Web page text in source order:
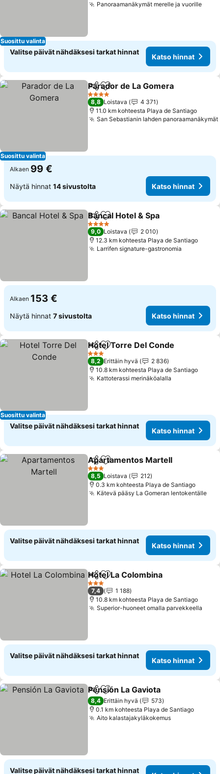
Suosittu valinta
Panoraamanäkymät merelle ja vuorille
Valitse päivät nähdäksesi tarkat hinnat
Katso hinnat
Suosittu valinta
Jaa Lisää suosikkeihin
Parador de La Gomera
4 Tähtiluokitus
8,8 Loistava
4 371
11.0 km kohteesta Playa de Santiago
San Sebastianin lahden panoraamanäkymät
Alkaen 99 €
Näytä hinnat 14 sivustolta Katso hinnat
Jaa Lisää suosikkeihin
Bancal Hotel & Spa
4 Tähtiluokitus
9,0 Loistava
2 010
12.3 km kohteesta Playa de Santiago
Larrifen signature-gastronomia
Alkaen 153 €
Näytä hinnat 7 sivustolta Katso hinnat
Suosittu valinta
Jaa Lisää suosikkeihin
Hotel Torre Del Conde
3 Tähtiluokitus
8,2 Erittäin hyvä
2 836
10.8 km kohteesta Playa de Santiago
Kattoterassi merinäköalalla
Valitse päivät nähdäksesi tarkat hinnat
Katso hinnat
Jaa Lisää suosikkeihin
Apartamentos Martell
3 Tähtiluokitus
8,5 Loistava
212
0.3 km kohteesta Playa de Santiago
Kätevä pääsy La Gomeran lentokentälle
Valitse päivät nähdäksesi tarkat hinnat
Katso hinnat
Jaa Lisää suosikkeihin
Hotel La Colombina
3 Tähtiluokitus
7,4
1 188
10.8 km kohteesta Playa de Santiago
Superior-huoneet omalla parvekkeella
Valitse päivät nähdäksesi tarkat hinnat
Katso hinnat
Jaa Lisää suosikkeihin
Pensión La Gaviota
8,4 Erittäin hyvä
573
0.1 km kohteesta Playa de Santiago
Aito kalastajakyläkokemus
Valitse päivät nähdäksesi tarkat hinnat